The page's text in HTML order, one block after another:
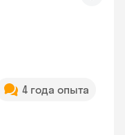
4 года опыта